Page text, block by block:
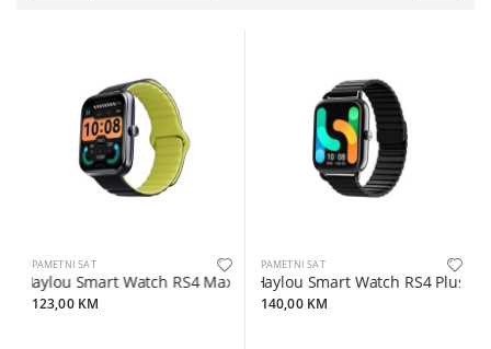
PAMETNI SAT
Haylou Smart Watch RS4 Max Blue sa Bluetooth pozivom
123,00 KM
PAMETNI SAT
Haylou Smart Watch RS4 Plus
140,00 KM